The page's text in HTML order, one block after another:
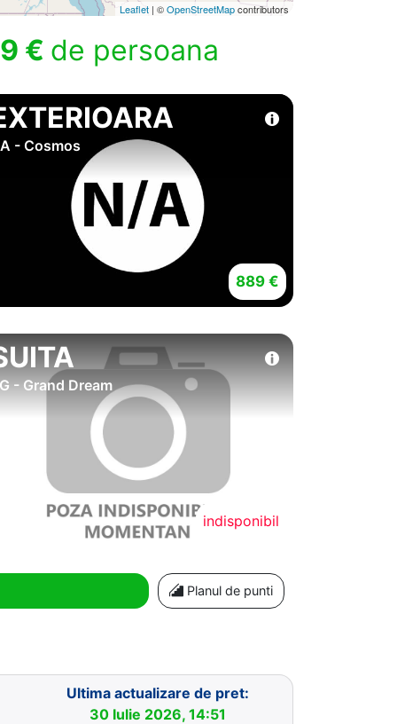
Leaflet | ©OpenStreetMapcontributors
€ de persoana
- Cosmos
889 €
- Grand Dream
indisponibil
Planul de punti
Ultima actualizare de pret:
30 Iulie 2026, 14:51